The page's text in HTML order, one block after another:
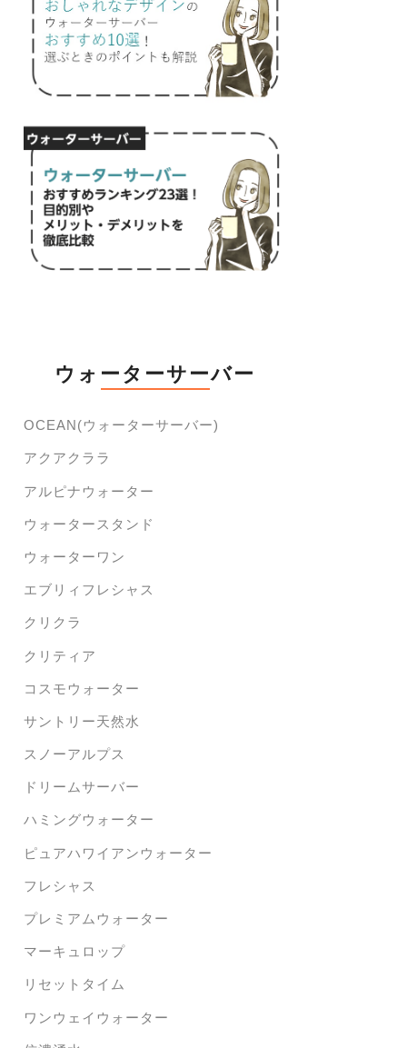
ウォーターサーバー
OCEAN(ウォーターサーバー)
アクアクララ
アルピナウォーター
ウォータースタンド
ウォーターワン
エブリィフレシャス
クリクラ
クリティア
コスモウォーター
サントリー天然水
スノーアルプス
ドリームサーバー
ハミングウォーター
ピュアハワイアンウォーター
フレシャス
プレミアムウォーター
マーキュロップ
リセットタイム
ワンウェイウォーター